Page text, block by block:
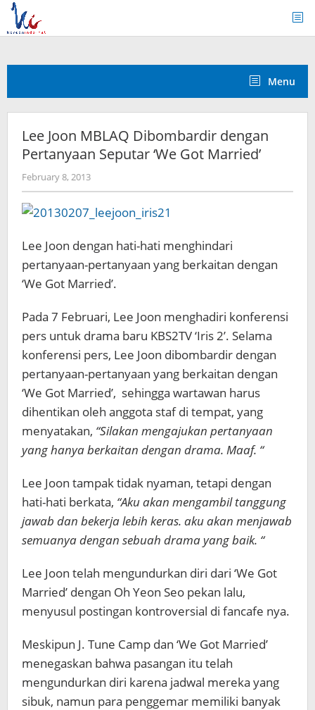
Skip
content
Menu
Lee Joon MBLAQ Dibombardir dengan
Pertanyaan Seputar ‘We Got Married’
February 8, 2013by
Koreanindo
Lee Joon dengan hati-hati menghindari
pertanyaan-pertanyaan yang berkaitan dengan
‘We Got Married’.
Pada 7 Februari, Lee Joon menghadiri konferensi
pers untuk drama baru KBS2TV ‘Iris 2’. Selama
konferensi pers, Lee Joon dibombardir dengan
pertanyaan-pertanyaan yang berkaitan dengan
‘We Got Married’, sehingga wartawan harus
dihentikan oleh anggota staf di tempat, yang
menyatakan, “Silakan mengajukan pertanyaan
yang hanya berkaitan dengan drama. Maaf. “
Lee Joon tampak tidak nyaman, tetapi dengan
hati-hati berkata, “Aku akan mengambil tanggung
jawab dan bekerja lebih keras. aku akan menjawab
semuanya dengan sebuah drama yang baik. “
Lee Joon telah mengundurkan diri dari ‘We Got
Married’ dengan Oh Yeon Seo pekan lalu,
menyusul postingan kontroversial di fancafe nya.
Meskipun J. Tune Camp dan ‘We Got Married’
menegaskan bahwa pasangan itu telah
mengundurkan diri karena jadwal mereka yang
sibuk, namun para penggemar memiliki banyak